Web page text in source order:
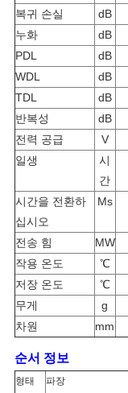
복귀 손실 dB
누화
dB
PDL
dB
WDL
dB
TDL
dB
반복성
dB
전력 공급
V
일생
시
간
시간을 전환하
십시오
Ms
전송 힘 MW
작용 온도
℃
저장 온도
℃
무게
g
차원
mm
순서 정보
형태 파장